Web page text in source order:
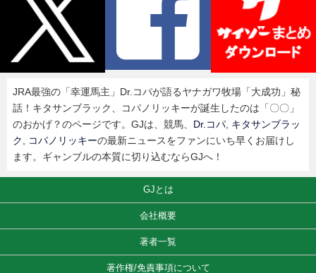
JRA最強の「幸運馬主」Dr.コパが語るヤナガワ牧場「大成功」秘
話！キタサンブラック、コパノリッキーが誕生したのは「〇〇」
のおかげ？のページです。GJは、競馬、 Dr.コパ キタサンブラッ
ク
コパノリッキーの最新ニュースをファンにいち早くお届けし
ます。ギャンブルの本質に切り込むならGJへ！
GJとは
会社概要
著者一覧
著作権/免責事項について